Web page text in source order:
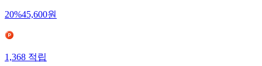
20%45,600원
1,368적립